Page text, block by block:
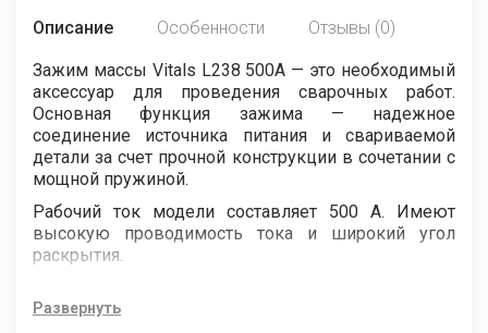
Описание Особенности Отзывы (0)
Зажим массы Vitals L238 500A — это необходимый
аксессуар для проведения сварочных работ.
Основная функция зажима — надежное
соединение источника питания и свариваемой
детали за счет прочной конструкции в сочетании с
мощной пружиной.
Рабочий ток модели составляет 500 А. Имеют
высокую проводимость тока и широкий угол
раскрытия.
– эргономичная форма рукоятки;
Развернуть